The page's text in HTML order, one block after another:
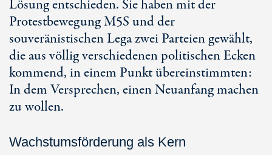
Lösung entschieden. Sie haben mit der
Protestbewegung M5S und der
souveränistischen Lega zwei Parteien gewählt,
die aus völlig verschiedenen politischen Ecken
kommend, in einem Punkt übereinstimmten:
In dem Versprechen, einen Neuanfang machen
zu wollen.
Wachstumsförderung als Kern